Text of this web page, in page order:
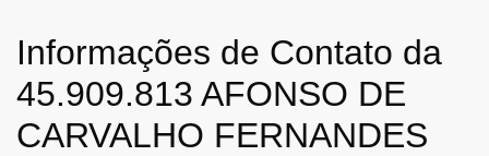
Informações de Contato da
45.909.813 AFONSO DE
CARVALHO FERNANDES